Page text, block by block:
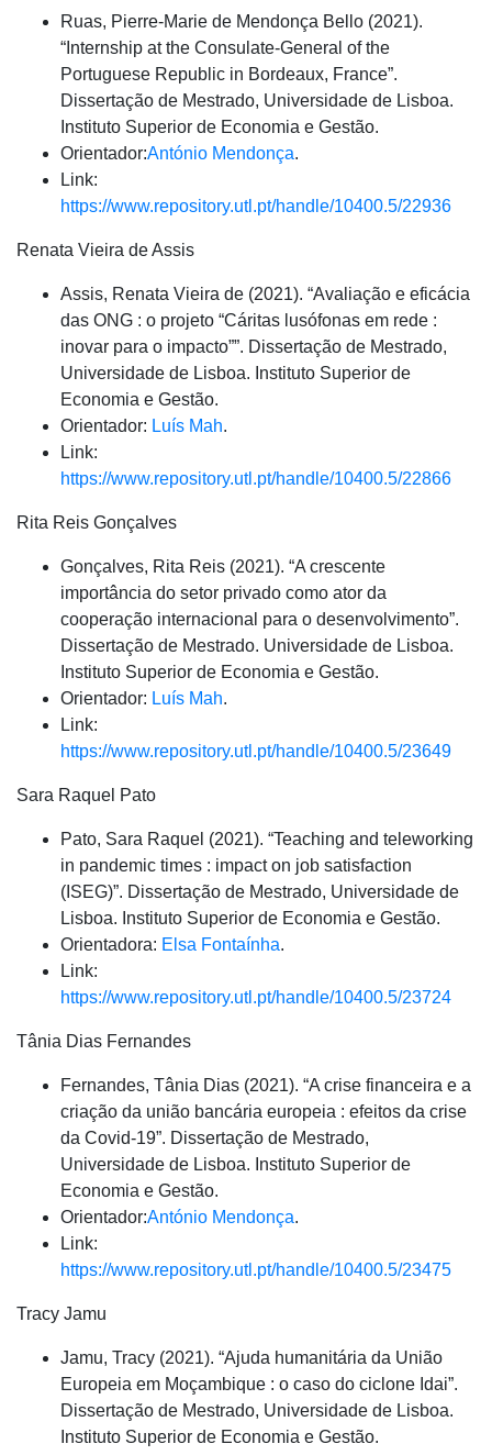
Ruas, Pierre-Marie de Mendonça Bello (2021).
“Internship at the Consulate-General of the
Portuguese Republic in Bordeaux, France”.
Dissertação de Mestrado, Universidade de Lisboa.
Instituto Superior de Economia e Gestão.
Orientador:António Mendonça.
Link:
https://www.repository.utl.pt/handle/10400.5/22936
Renata Vieira de Assis
Assis, Renata Vieira de (2021). “Avaliação e eficácia
das ONG : o projeto “Cáritas lusófonas em rede :
inovar para o impacto””. Dissertação de Mestrado,
Universidade de Lisboa. Instituto Superior de
Economia e Gestão.
Orientador: Luís Mah.
Link:
https://www.repository.utl.pt/handle/10400.5/22866
Rita Reis Gonçalves
Gonçalves, Rita Reis (2021). “A crescente
importância do setor privado como ator da
cooperação internacional para o desenvolvimento”.
Dissertação de Mestrado. Universidade de Lisboa.
Instituto Superior de Economia e Gestão.
Orientador: Luís Mah.
Link:
https://www.repository.utl.pt/handle/10400.5/23649
Sara Raquel Pato
Pato, Sara Raquel (2021). “Teaching and teleworking
in pandemic times : impact on job satisfaction
(ISEG)”. Dissertação de Mestrado, Universidade de
Lisboa. Instituto Superior de Economia e Gestão.
Orientadora: Elsa Fontaínha.
Link:
https://www.repository.utl.pt/handle/10400.5/23724
Tânia Dias Fernandes
Fernandes, Tânia Dias (2021). “A crise financeira e a
criação da união bancária europeia : efeitos da crise
da Covid-19”. Dissertação de Mestrado,
Universidade de Lisboa. Instituto Superior de
Economia e Gestão.
Orientador:António Mendonça.
Link:
https://www.repository.utl.pt/handle/10400.5/23475
Tracy Jamu
Jamu, Tracy (2021). “Ajuda humanitária da União
Europeia em Moçambique : o caso do ciclone Idai”.
Dissertação de Mestrado, Universidade de Lisboa.
Instituto Superior de Economia e Gestão.